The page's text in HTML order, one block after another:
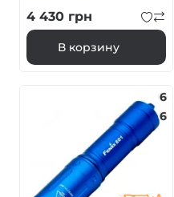
4 430 грн
В корзину
6
6